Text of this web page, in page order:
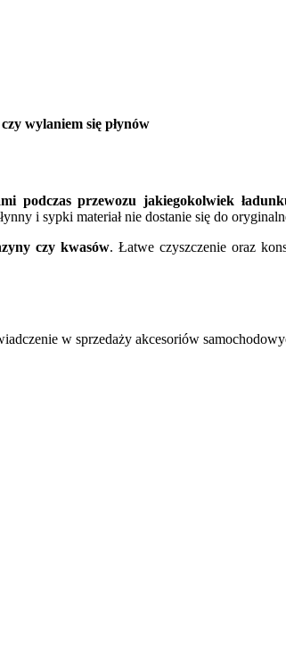
wylaniem się płynów
podczas przewozu jakiegokolwiek
i sypki materiał nie dostanie się do
czy kwasów. Łatwe czyszczenie oraz
w sprzedaży akcesoriów